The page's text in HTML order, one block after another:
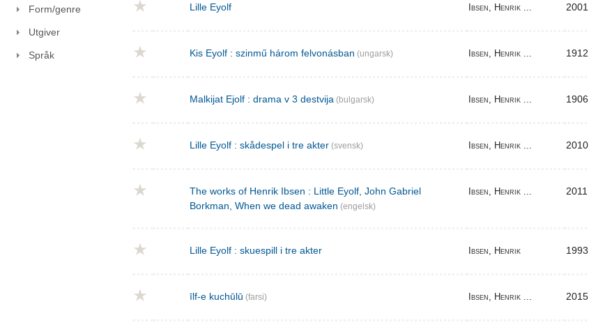
Form/genre
Utgiver
Språk
Lille Eyolf Ibsen, Henrik ... 2001
Kis Eyolf : szinmű három felvonásban (ungarsk) Ibsen, Henrik ... 1912
Malkijat Ejolf : drama v 3 destvija (bulgarsk) Ibsen, Henrik ... 1906
Lille Eyolf : skådespel i tre akter (svensk) Ibsen, Henrik ... 2010
The works of Henrik Ibsen : Little Eyolf, John Gabriel
Borkman, When we dead awaken (engelsk)
Ibsen, Henrik ... 2011
Lille Eyolf : skuespill i tre akter Ibsen, Henrik 1993
īlf-e kuchūlū (farsi) Ibsen, Henrik ... 2015